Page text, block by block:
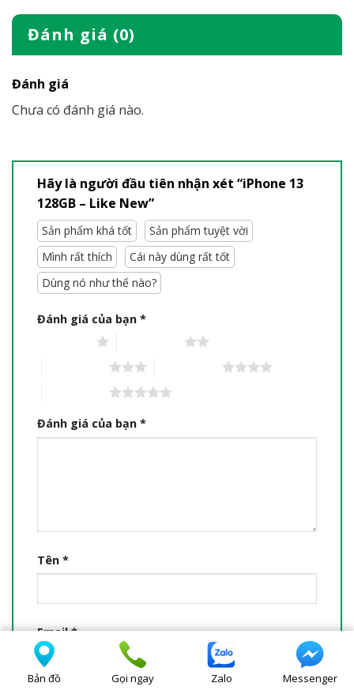
Đánh giá (0)
Đánh giá
Chưa có đánh giá nào.
Hãy là người đầu tiên nhận xét “iPhone 13
128GB – Like New”
Sản phẩm khá tốt
Sản phẩm tuyệt vời
Mình rất thích
Cái này dùng rất tốt
Dùng nó như thế nào?
Đánh giá của bạn *
Đánh giá của bạn *
Tên *
Email*
Bản đồ Gọi ngay Zalo Messenger